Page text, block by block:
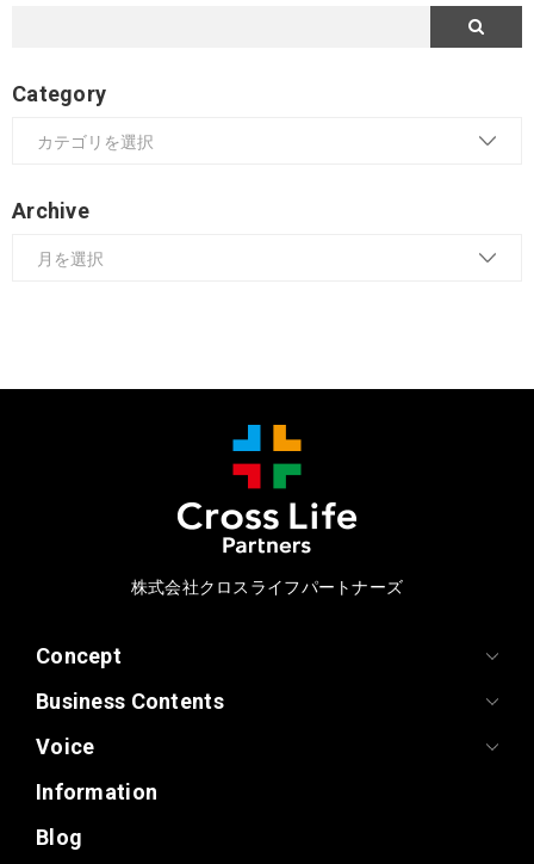
Category
Archive
株式会社クロスライフパートナーズ
Concept
Business Contents
Voice
Information
Blog